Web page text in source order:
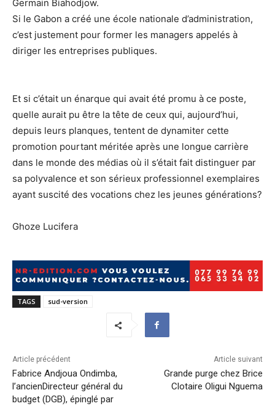
Germain Biahodjow.
Si le Gabon a créé une école nationale d’administration,
c’est justement pour former les managers appelés à
diriger les entreprises publiques.
Et si c’était un énarque qui avait été promu à ce poste,
quelle aurait pu être la tête de ceux qui, aujourd’hui,
depuis leurs planques, tentent de dynamiter cette
promotion pourtant méritée après une longue carrière
dans le monde des médias où il s’était fait distinguer par
sa polyvalence et son sérieux professionnel exemplaires
ayant suscité des vocations chez les jeunes générations?
Ghoze Lucifera
TAGS sud-version
Article précédent
Fabrice Andjoua Ondimba,
l’ancienDirecteur général du
budget (DGB), épinglé par
Article suivant
Grande purge chez Brice
Clotaire Oligui Nguema